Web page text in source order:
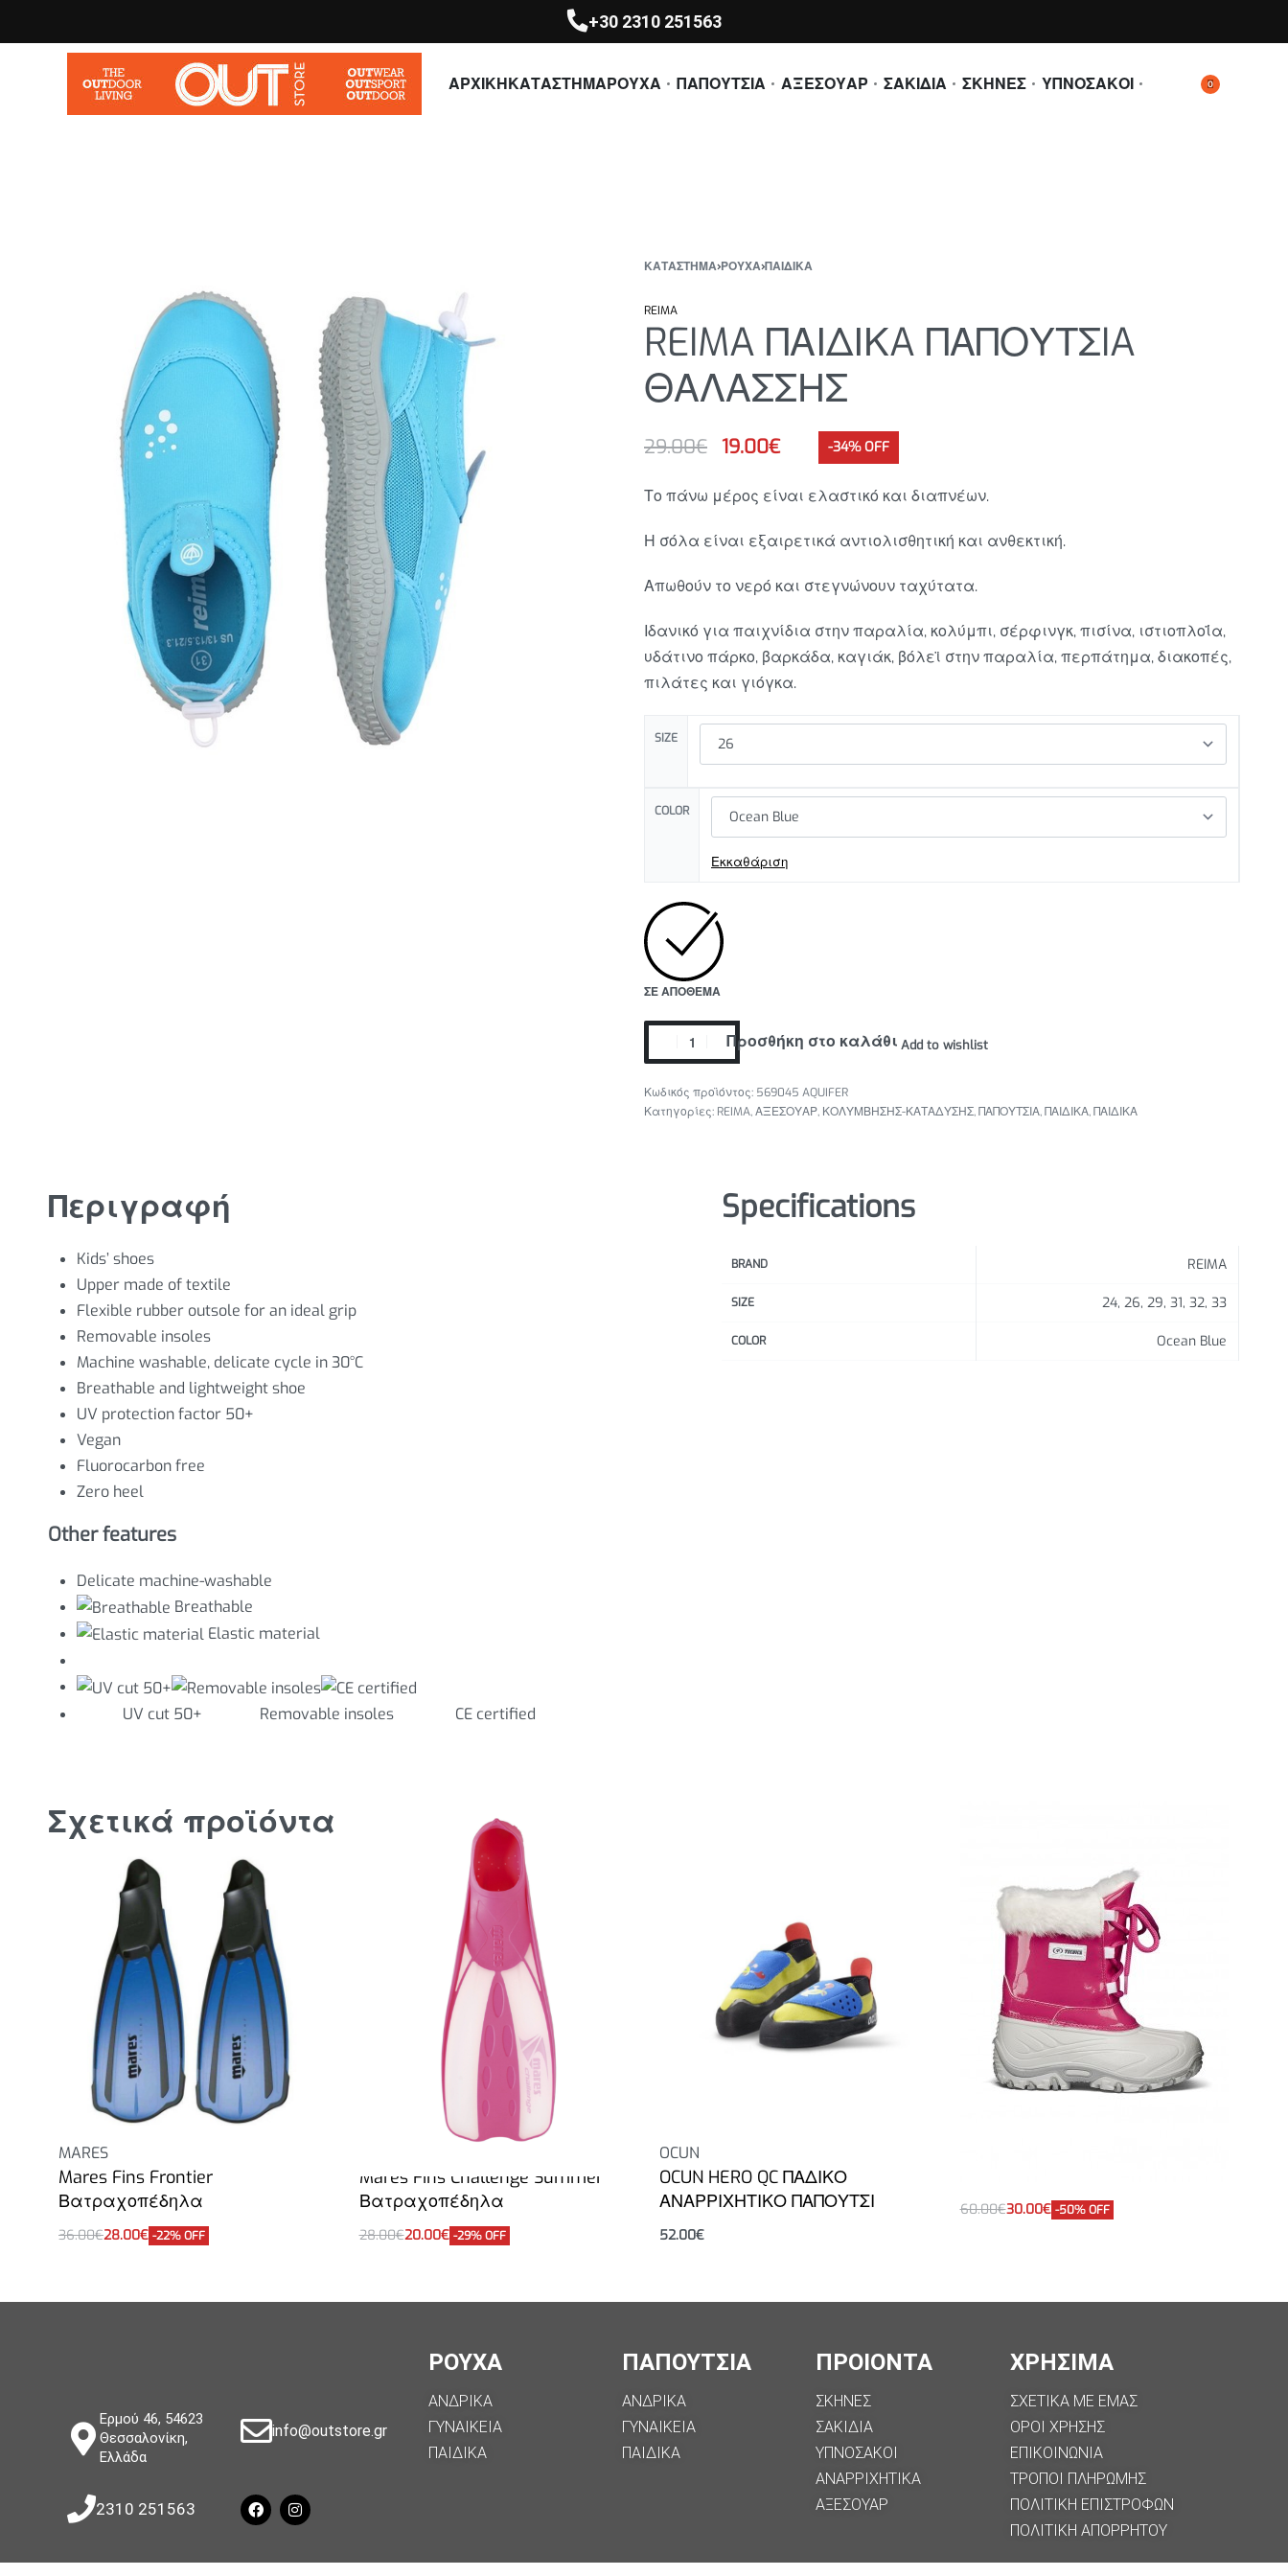
+30 2310 251563
ΑΡΧΙΚΗΚΑΤΑΣΤΗΜΑΡΟΥΧΑ ΠΑΠΟΥΤΣΙΑ ΑΞΕΣΟΥΑΡ ΣΑΚΙΔΙΑ ΣΚΗΝΕΣ ΥΠΝΟΣΑΚΟΙ 0
ΚΑΤΆΣΤΗΜΑ›ΡΟΥΧΑ›ΠΑΙΔΙΚΑ
REIMA
REIMA ΠΑΙΔΙΚA ΠΑΠΟΥΤΣIA
ΘΑΛΑΣΣΗΣ
29.00€ 19.00€ -34% OFF
Το πάνω μέρος είναι ελαστικό και διαπνέων.
Η σόλα είναι εξαιρετικά αντιολισθητική και ανθεκτική.
Απωθούν το νερό και στεγνώνουν ταχύτατα.
Ιδανικό για παιχνίδια στην παραλία, κολύμπι, σέρφινγκ, πισίνα, ιστιοπλοΐα,
υδάτινο πάρκο, βαρκάδα, καγιάκ, βόλεϊ στην παραλία, περπάτημα, διακοπές,
πιλάτες και γιόγκα.
SIZE
COLOR
Εκκαθάριση
ΣΕ ΑΠΌΘΕΜΑ
Προσθήκη στο καλάθι Add to wishlist
569045 AQUIFER
Κατηγορίες: REIMA,ΑΞΕΣΟΥΑΡ, ΚΟΛΥΜΒΗΣΗΣ-ΚΑΤΑΔΥΣΗΣ,ΠΑΠΟΥΤΣΙΑ,ΠΑΙΔΙΚΑ,ΠΑΙΔΙΚΑ
Περιγραφή
Kids’ shoes
Upper made of textile
Flexible rubber outsole for an ideal grip
Removable insoles
Machine washable, delicate cycle in 30°C
Breathable and lightweight shoe
UV protection factor 50+
Vegan
Fluorocarbon free
Zero heel
Other features
Delicate machine-washable
Breathable
Elastic material
UV cut 50+ Removable insoles CE certified
Specifications
BRAND REIMA
SIZE 24, 26, 29, 31, 32, 33
COLOR Ocean Blue
Σχετικά προϊόντα
MARES
Mares Fins Frontier
Βατραχοπέδηλα
36.00€28.00€ -22% OFF
Mares Fins Challenge Summer
Βατραχοπέδηλα
28.00€20.00€ -29% OFF
OCUN
OCUN HERO QC ΠΑΔΙΚΟ
ΑΝΑΡΡΙΧΗΤΙΚΟ ΠΑΠΟΥΤΣΙ
52.00€
60.00€30.00€ -50% OFF
Ερμού 46, 54623
Θεσσαλονίκη,
Ελλάδα
info@outstore.gr
2310 251563
ΡΟΥΧΑ
ΑΝΔΡΙΚΑ
ΓΥΝΑΙΚΕΙΑ
ΠΑΙΔΙΚΑ
ΠΑΠΟΥΤΣΙΑ
ΑΝΔΡΙΚΑ
ΓΥΝΑΙΚΕΙΑ
ΠΑΙΔΙΚΑ
ΠΡΟΙΟΝΤΑ
ΣΚΗΝΕΣ
ΣΑΚΙΔΙΑ
ΥΠΝΟΣΑΚΟΙ
ΑΝΑΡΡΙΧΗΤΙΚΑ
ΑΞΕΣΟΥΑΡ
ΧΡΗΣΙΜΑ
ΣΧΕΤΙΚΑ ΜΕ ΕΜΑΣ
ΟΡΟΙ ΧΡΗΣΗΣ
ΕΠΙΚΟΙΝΩΝΙΑ
ΤΡΟΠΟΙ ΠΛΗΡΩΜΗΣ
ΠΟΛΙΤΙΚΗ ΕΠΙΣΤΡΟΦΩΝ
ΠΟΛΙΤΙΚΉ ΑΠΟΡΡΉΤΟΥ